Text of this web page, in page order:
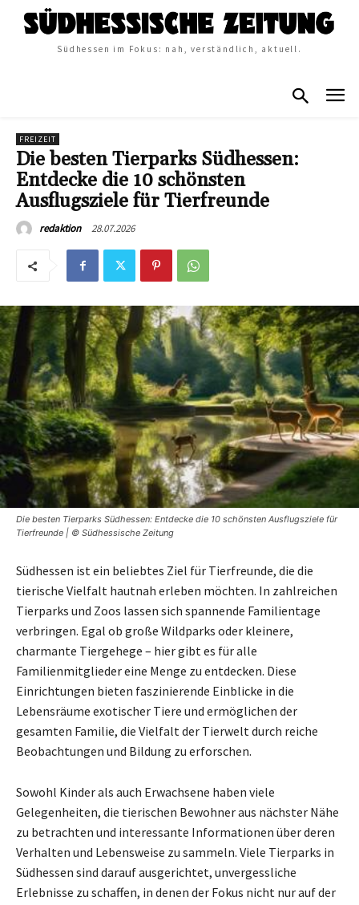
Südhessen im Fokus: nah, verständlich, aktuell.
FREIZEIT
Die besten Tierparks Südhessen:
Entdecke die 10 schönsten
Ausflugsziele für Tierfreunde
redaktion 28.07.2026
Die besten Tierparks Südhessen: Entdecke die 10 schönsten Ausflugsziele für
Tierfreunde | © Südhessische Zeitung
Südhessen ist ein beliebtes Ziel für Tierfreunde, die die
tierische Vielfalt hautnah erleben möchten. In zahlreichen
Tierparks und Zoos lassen sich spannende Familientage
verbringen. Egal ob große Wildparks oder kleinere,
charmante Tiergehege – hier gibt es für alle
Familienmitglieder eine Menge zu entdecken. Diese
Einrichtungen bieten faszinierende Einblicke in die
Lebensräume exotischer Tiere und ermöglichen der
gesamten Familie, die Vielfalt der Tierwelt durch reiche
Beobachtungen und Bildung zu erforschen.
Sowohl Kinder als auch Erwachsene haben viele
Gelegenheiten, die tierischen Bewohner aus nächster Nähe
zu betrachten und interessante Informationen über deren
Verhalten und Lebensweise zu sammeln. Viele Tierparks in
Südhessen sind darauf ausgerichtet, unvergessliche
Erlebnisse zu schaffen, in denen der Fokus nicht nur auf der